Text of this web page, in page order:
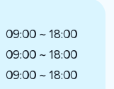
09:00 ~ 18:00
09:00 ~ 18:00
09:00 ~ 18:00